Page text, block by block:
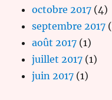
octobre 2017 (4)
septembre 2017
août 2017 (1)
juillet 2017 (1)
juin 2017 (1)